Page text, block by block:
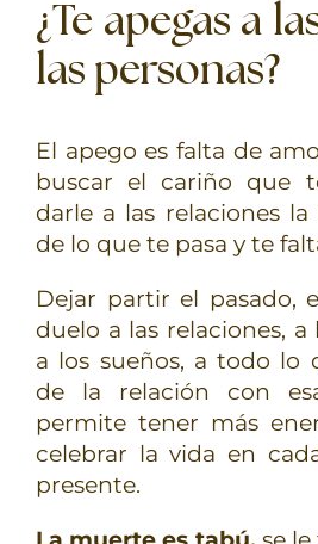
¿Te apegas a
las personas?
El apego es falta de
buscar el cariño que
darle a las relaciones la
de lo que te pasa y te
Dejar partir el pasado,
duelo a las relaciones, a
a los sueños, a todo lo
de la relación con
permite tener más
celebrar la vida en
presente.